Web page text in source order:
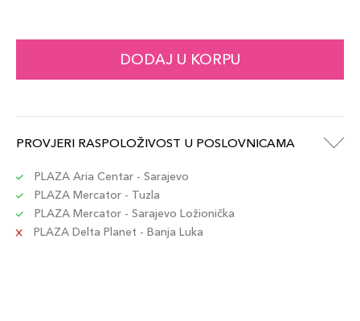
DODAJ U KORPU
PROVJERI RASPOLOŽIVOST U POSLOVNICAMA
PLAZA Aria Centar - Sarajevo
PLAZA Mercator - Tuzla
PLAZA Mercator - Sarajevo Ložionička
PLAZA Delta Planet - Banja Luka